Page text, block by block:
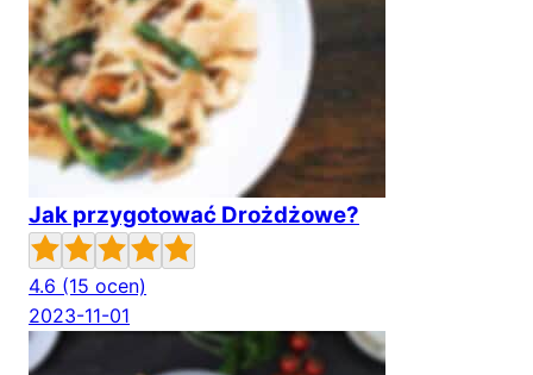
Jak przygotować Drożdżowe?
4.6 (15 ocen)
2023-11-01